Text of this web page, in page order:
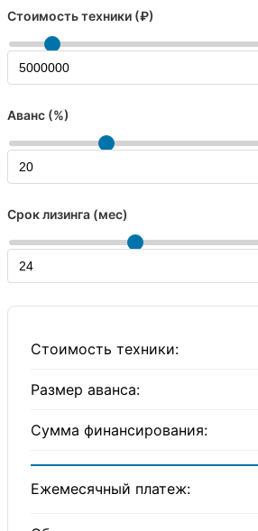
Стоимость техники (₽)
Аванс (%)
Срок лизинга (мес)
Стоимость техники:
Размер аванса:
Сумма финансирования:
Ежемесячный платеж: